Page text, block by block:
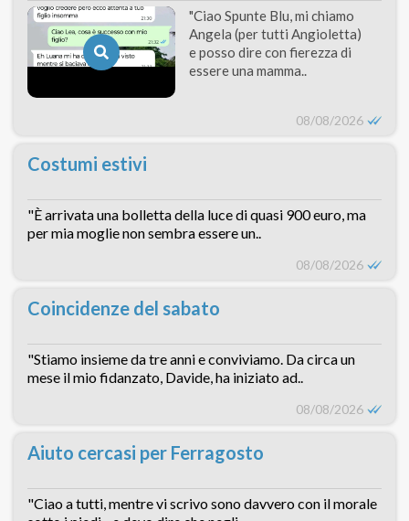
"Ciao Spunte Blu, mi chiamo
Angela (per tutti Angioletta)
e posso dire con fierezza di
essere una mamma..
08/08/2026
Costumi estivi
"È arrivata una bolletta della luce di quasi 900 euro, ma
per mia moglie non sembra essere un..
08/08/2026
Coincidenze del sabato
"Stiamo insieme da tre anni e conviviamo. Da circa un
mese il mio fidanzato, Davide, ha iniziato ad..
08/08/2026
Aiuto cercasi per Ferragosto
"Ciao a tutti, mentre vi scrivo sono davvero con il morale